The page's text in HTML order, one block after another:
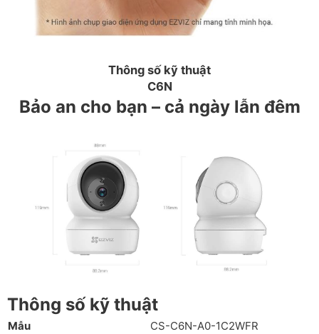
Thông số kỹ thuật
C6N
Bảo an cho bạn – cả ngày lẫn đêm
Thông số kỹ thuật
Mẫu CS-C6N-A0-1C2WFR